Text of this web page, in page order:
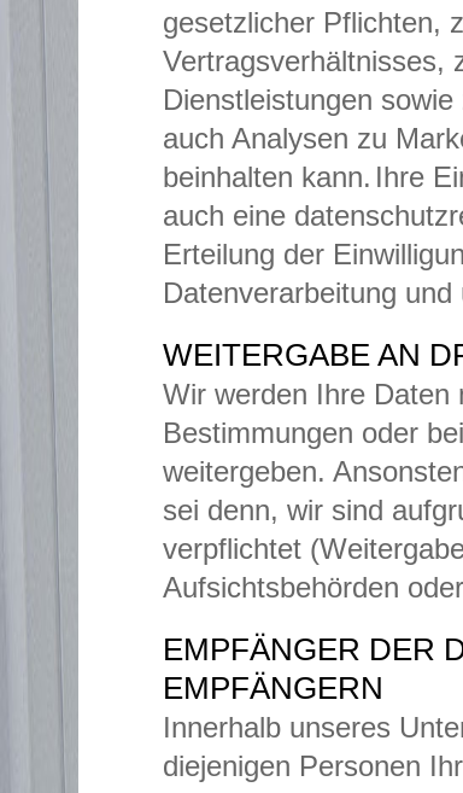
gesetzlicher Pflichten,
Vertragsverhältnisses,
Dienstleistungen
auch Analysen zu
beinhalten kann. Ihre
auch eine
Erteilung der
Datenverarbeitung
WEITERGABE AN
Wir werden Ihre Daten
Bestimmungen oder
weitergeben.
sei denn, wir sind
verpflichtet
Aufsichtsbehörden
EMPFÄNGER DER
EMPFÄNGERN
Innerhalb unseres
diejenigen Personen